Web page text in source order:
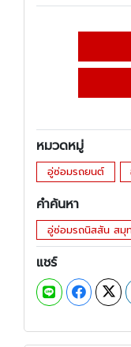
หมวดหมู่
อู่ซ่อมรถยนต์
คำค้นหา
อู่ซ่อมรถนิสสัน สมุท
แชร์